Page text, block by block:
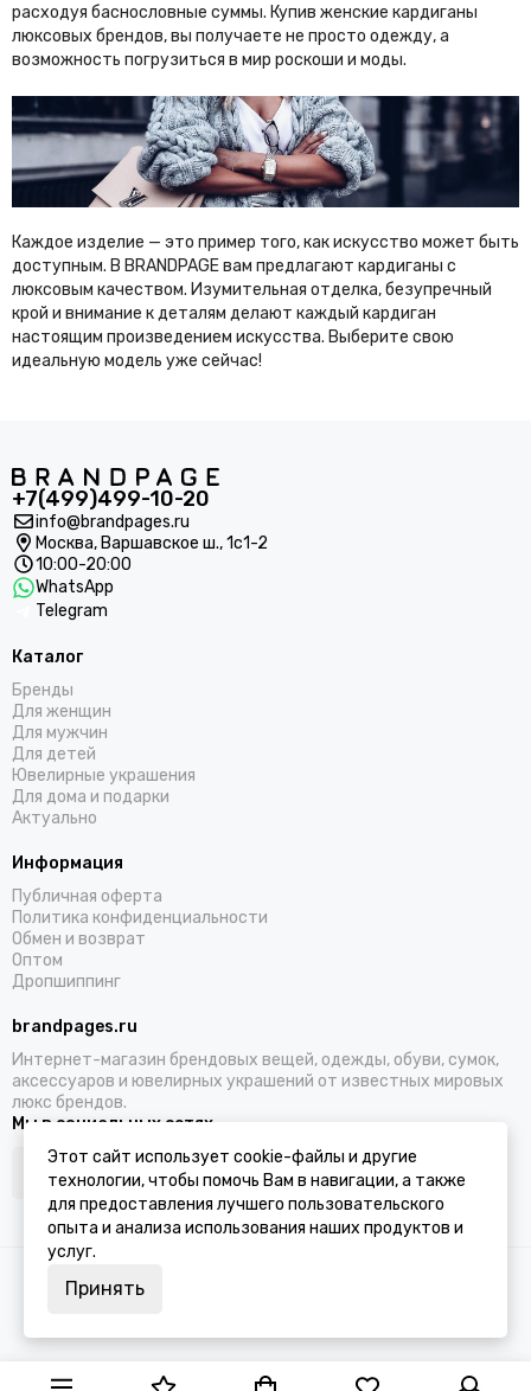
расходуя баснословные суммы. Купив женские кардиганы
люксовых брендов, вы получаете не просто одежду, а
возможность погрузиться в мир роскоши и моды.
Каждое изделие — это пример того, как искусство может быть
доступным. В BRANDPAGE вам предлагают кардиганы с
люксовым качеством. Изумительная отделка, безупречный
крой и внимание к деталям делают каждый кардиган
настоящим произведением искусства. Выберите свою
идеальную модель уже сейчас!
+7(499)499-10-20
info@brandpages.ru
Москва, Варшавское ш., 1с1-2
10:00-20:00
WhatsApp
Telegram
Каталог
Бренды
Для женщин
Для мужчин
Для детей
Ювелирные украшения
Для дома и подарки
Актуально
Информация
Публичная оферта
Политика конфиденциальности
Обмен и возврат
Оптом
Дропшиппинг
brandpages.ru
Интернет-магазин брендовых вещей, одежды, обуви, сумок,
аксессуаров и ювелирных украшений от известных мировых
люкс брендов.
Мы в социальных сетях
Этот сайт использует cookie-файлы и другие
технологии, чтобы помочь Вам в навигации, а также
для предоставления лучшего пользовательского
опыта и анализа использования наших продуктов и
услуг.
Принять